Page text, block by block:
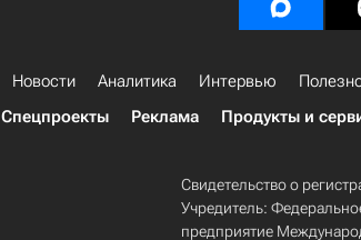
Новости Аналитика Интервью
Спецпроекты
Реклама Продукты и
Свидетельство о
Учредитель:
предприятие